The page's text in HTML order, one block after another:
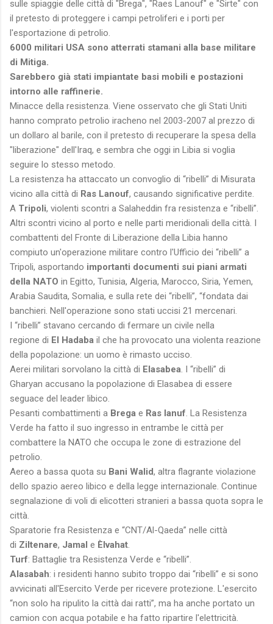
sulle spiaggie delle città di "Brega", "Raes Lanouf" e "Sirte" con
il pretesto di proteggere i campi petroliferi e i porti per
l'esportazione di petrolio.
6000 militari USA sono atterrati stamani alla base militare
di Mitiga.
Sarebbero già stati impiantate basi mobili e postazioni
intorno alle raffinerie.
Minacce della resistenza. Viene osservato che gli Stati Uniti
hanno comprato petrolio iracheno nel 2003-2007 al prezzo di
un dollaro al barile, con il pretesto di recuperare la spesa della
"liberazione" dell'Iraq, e sembra che oggi in Libia si voglia
seguire lo stesso metodo.
La resistenza ha attaccato un convoglio di “ribelli” di Misurata
vicino alla città di Ras Lanouf, causando significative perdite.
A Tripoli, violenti scontri a Salaheddin fra resistenza e “ribelli”.
Altri scontri vicino al porto e nelle parti meridionali della città. I
combattenti del Fronte di Liberazione della Libia hanno
compiuto un'operazione militare contro l'Ufficio dei “ribelli” a
Tripoli, asportando importanti documenti sui piani armati
della NATO in Egitto, Tunisia, Algeria, Marocco, Siria, Yemen,
Arabia Saudita, Somalia, e sulla rete dei “ribelli”, “fondata dai
banchieri. Nell'operazione sono stati uccisi 21 mercenari.
I “ribelli” stavano cercando di fermare un civile nella
regione di El Hadaba il che ha provocato una violenta reazione
della popolazione: un uomo è rimasto ucciso.
Aerei militari sorvolano la città di Elasabea . I “ribelli” di
Gharyan accusano la popolazione di Elasabea di essere
seguace del leader libico.
Pesanti combattimenti a Brega e Ras lanuf . La Resistenza
Verde ha fatto il suo ingresso in entrambe le città per
combattere la NATO che occupa le zone di estrazione del
petrolio.
Aereo a bassa quota su Bani Walid, altra flagrante violazione
dello spazio aereo libico e della legge internazionale. Continue
segnalazione di voli di elicotteri stranieri a bassa quota sopra le
città.
Sparatorie fra Resistenza e “CNT/Al-Qaeda” nelle città
di Ziltenare, Jamal e Èlvahat
Turf: Battaglie tra Resistenza Verde e “ribelli”.
Alasabah: i residenti hanno subito troppo dai “ribelli” e si sono
avvicinati all'Esercito Verde per ricevere protezione. L'esercito
“non solo ha ripulito la città dai ratti”, ma ha anche portato un
camion con acqua potabile e ha fatto ripartire l'elettricità.